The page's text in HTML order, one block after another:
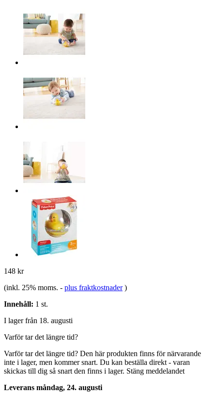
148 kr
(inkl. 25% moms. - plus fraktkostnader )
Innehåll: 1 st.
I lager från 18. augusti
Varför tar det längre tid?
Varför tar det längre tid? Den här produkten finns för närvarande
inte i lager, men kommer snart. Du kan beställa direkt - varan
skickas till dig så snart den finns i lager. Stäng meddelandet
Leverans måndag, 24. augusti